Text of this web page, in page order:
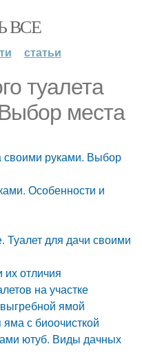
ВСЕ
статьи
туалета
места
своими руками. Выбор
Особенности и
Туалет для дачи своими
отличия
на участке
ямой
с биоочисткой
ютуб. Виды дачных